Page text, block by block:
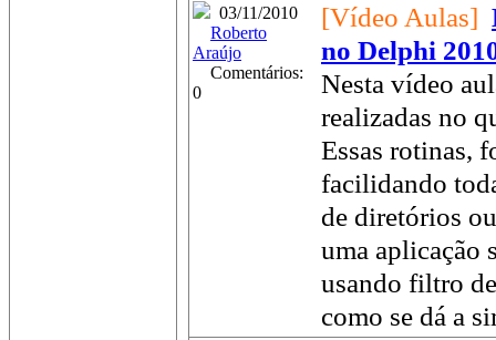
03/11/2010
Roberto
Araújo
Comentários:
0
[Vídeo Aulas]
no Delphi
Nesta vídeo
realizadas no
Essas rotinas,
facilidando
de diretórios
uma aplicação
usando filtro
como se dá a